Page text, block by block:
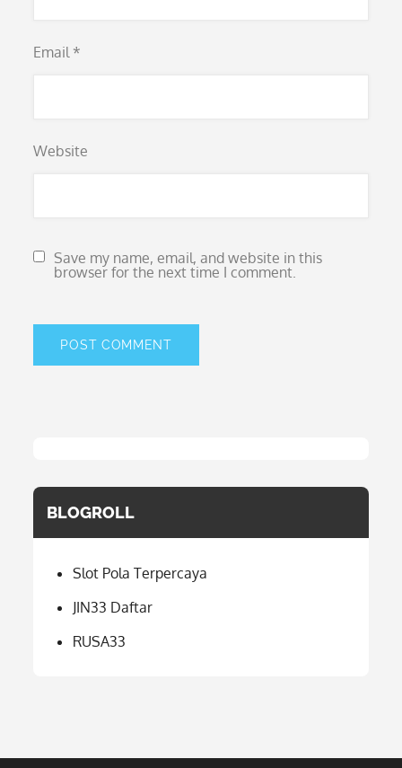
Email *
Website
Save my name, email, and website in this
browser for the next time I comment.
BLOGROLL
Slot Pola Terpercaya
JIN33 Daftar
RUSA33